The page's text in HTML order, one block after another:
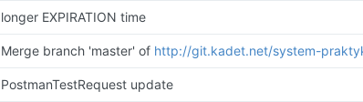
longer EXPIRATION time
Merge branch 'master' of http://git.kadet.net/system-
PostmanTestRequest update